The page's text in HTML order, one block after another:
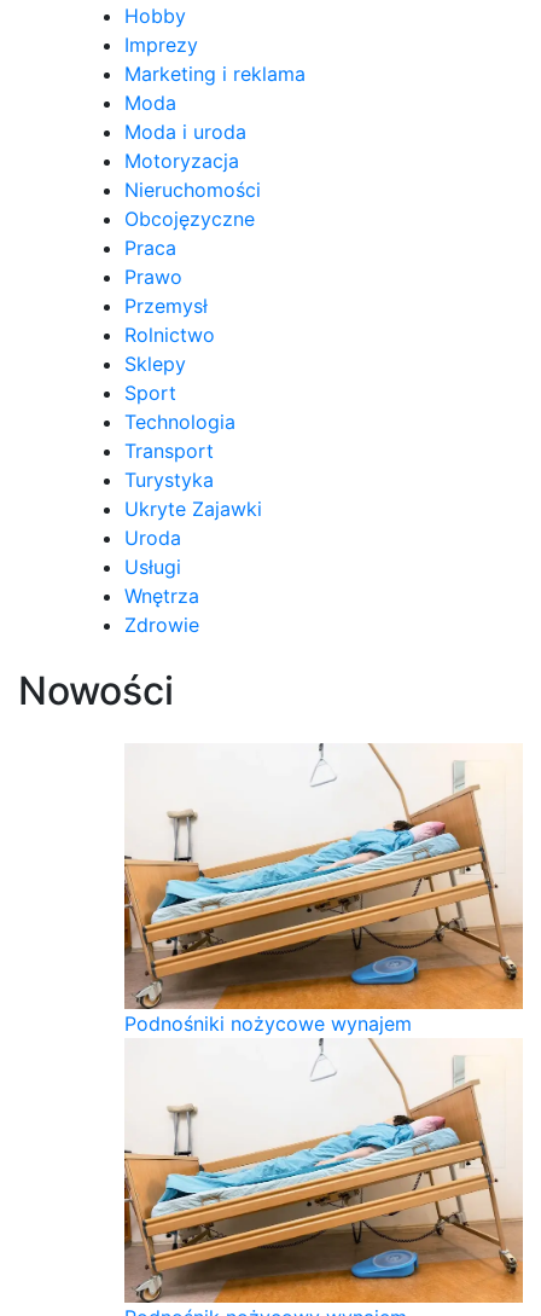
Hobby
Imprezy
Marketing i reklama
Moda
Moda i uroda
Motoryzacja
Nieruchomości
Obcojęzyczne
Praca
Prawo
Przemysł
Rolnictwo
Sklepy
Sport
Technologia
Transport
Turystyka
Ukryte Zajawki
Uroda
Usługi
Wnętrza
Zdrowie
Nowości
Podnośniki nożycowe wynajem